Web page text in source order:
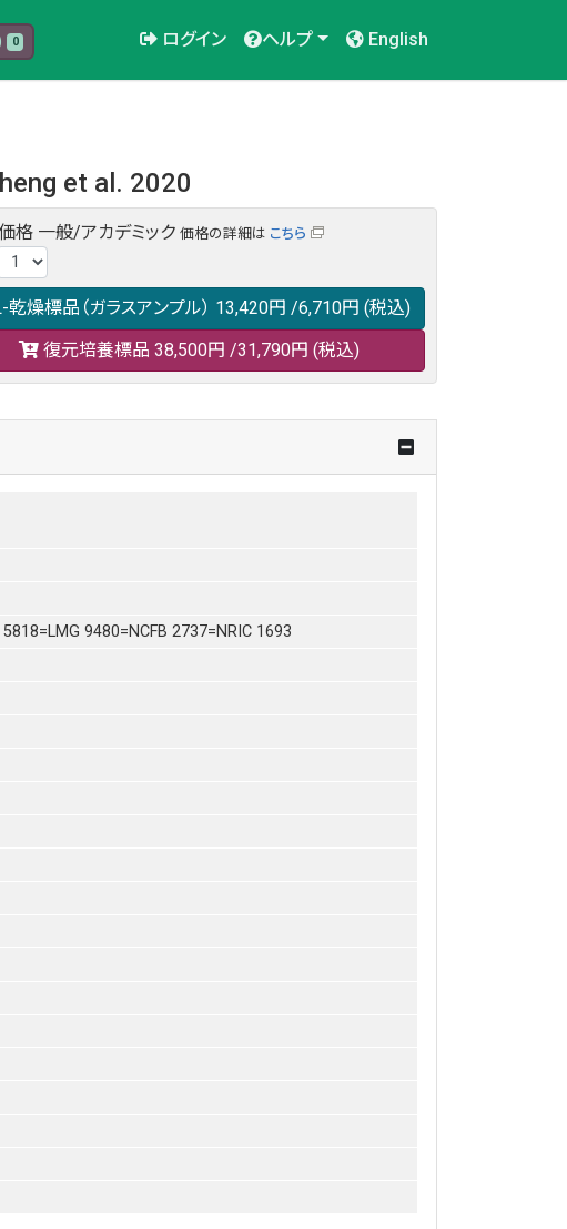
0 ログイン ヘルプ English
et al. 2020
格 一般/アカデミック 価格の詳細は こちら
乾燥標品（ガラスアンプル） 13,420円 /6,710円 (税込)
復元培養標品 38,500円 /31,790円 (税込)
9480=NCFB 2737=NRIC 1693